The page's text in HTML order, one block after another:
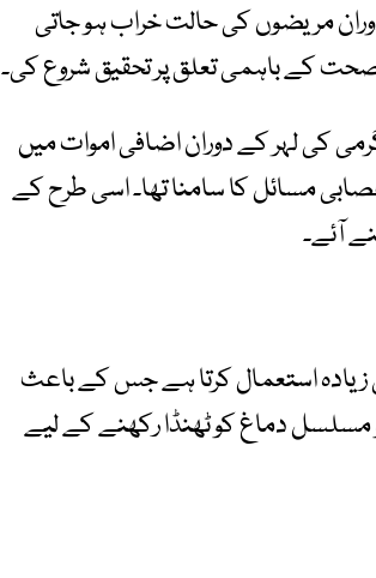
مریضوں کی حالت خراب ہو جاتی
کے باہمی تعلق پر تحقیق شروع کی۔
شدید گرمی کی لہر کے دوران اضافی اموات میں
اعصابی مسائل کا سامنا تھا۔ اسی طرح کے
زیادہ استعمال کرتا ہے جس کے باعث
مسلسل دماغ کو ٹھنڈا رکھنے کے لیے